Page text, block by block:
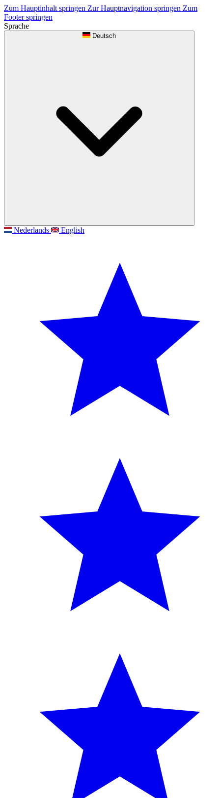
Zum Hauptinhalt springen Zur Hauptnavigation springen Zum
Footer springen
Sprache
Deutsch
Nederlands English